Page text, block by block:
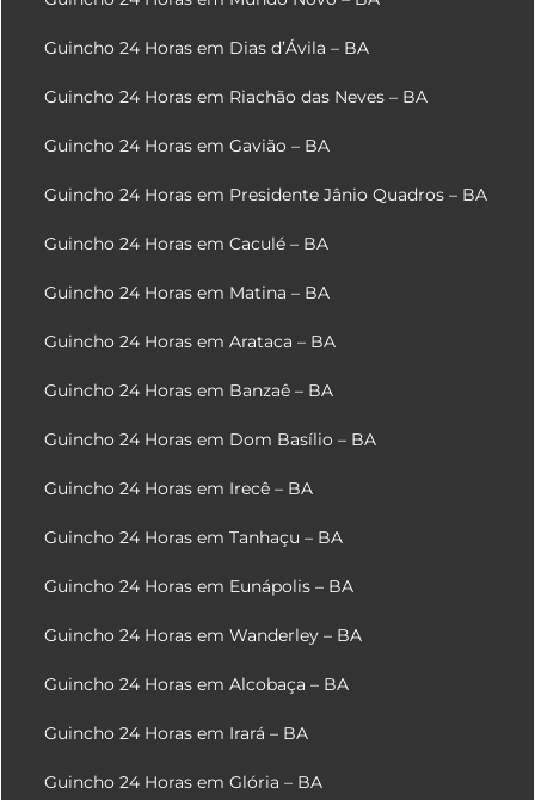
Guincho 24 Horas em Dias d’Ávila – BA
Guincho 24 Horas em Riachão das Neves – BA
Guincho 24 Horas em Gavião – BA
Guincho 24 Horas em Presidente Jânio Quadros – BA
Guincho 24 Horas em Caculé – BA
Guincho 24 Horas em Matina – BA
Guincho 24 Horas em Arataca – BA
Guincho 24 Horas em Banzaê – BA
Guincho 24 Horas em Dom Basílio – BA
Guincho 24 Horas em Irecê – BA
Guincho 24 Horas em Tanhaçu – BA
Guincho 24 Horas em Eunápolis – BA
Guincho 24 Horas em Wanderley – BA
Guincho 24 Horas em Alcobaça – BA
Guincho 24 Horas em Irará – BA
Guincho 24 Horas em Glória – BA